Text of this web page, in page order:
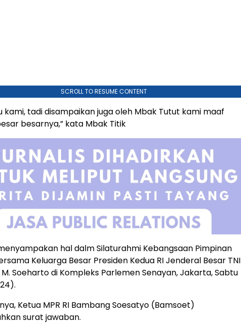
SCROLL TO RESUME CONTENT
kami, tadi disampaikan juga oleh Mbak Tutut kami maaf
besarnya,” kata Mbak Titik
hal dalm Silaturahmi Kebangsaan Pimpinan
Keluarga Besar Presiden Kedua RI Jenderal Besar TNI
M. Soeharto di Kompleks Parlemen Senayan, Jakarta, Sabtu
Ketua MPR RI Bambang Soesatyo (Bamsoet)
surat jawaban.